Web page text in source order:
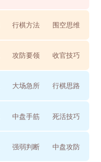
行棋方法 围空思维
攻防要领 收官技巧
大场急所 行棋思路
中盘手筋 死活技巧
强弱判断 中盘攻防